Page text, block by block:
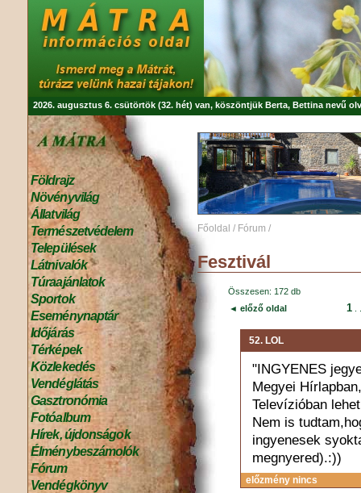
2026. augusztus 6. csütörtök (32. hét) van, köszöntjük Berta, Bettina nevű
Földrajz
Növényvilág
Állatvilág
Természetvédelem
Települések
Látnivalók
Túraajánlatok
Sportok
Eseménynaptár
Időjárás
Térképek
Közlekedés
Vendéglátás
Gasztronómia
Fotóalbum
Hírek, újdonságok
Élménybeszámolók
Fórum
Vendégkönyv
Főoldal / Fórum /
Fesztivál
Összesen: 172 db
◄ előző oldal
1
52. LOL
"INGYENES
Megyei
Televízióban
Nem is
ingyenesek
megnyered).:))
előzmény nincs